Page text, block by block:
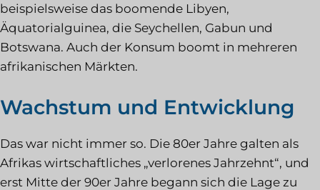
beispielsweise das boomende Libyen,
Äquatorialguinea, die Seychellen, Gabun und
Botswana. Auch der Konsum boomt in mehreren
afrikanischen Märkten.
Wachstum und Entwicklung
Das war nicht immer so. Die 80er Jahre galten als
Afrikas wirtschaftliches „verlorenes Jahrzehnt“, und
erst Mitte der 90er Jahre begann sich die Lage zu